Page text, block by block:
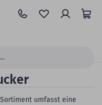
umfasst eine